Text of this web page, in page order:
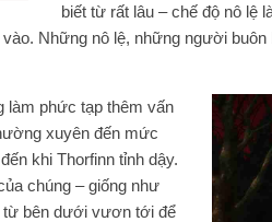
biết từ rất lâu – chế độ nô lệ
Những nô lệ, những người
làm phức tạp thêm vấn
xuyên đến mức
khi Thorfinn tỉnh dậy.
chúng – giống như
từ bên dưới vươn tới để